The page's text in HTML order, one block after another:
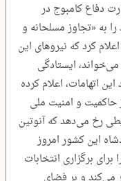
دفاع کامبوج در
را به «تجاوز مسلحانه و
کرد که نیروهای این
می‌خواند، ایستادگی
اتهامات، اعلام کرده
و امنیت ملی
رخ می‌دهد که آنوتین
این کشور امروز
برگزاری انتخابات